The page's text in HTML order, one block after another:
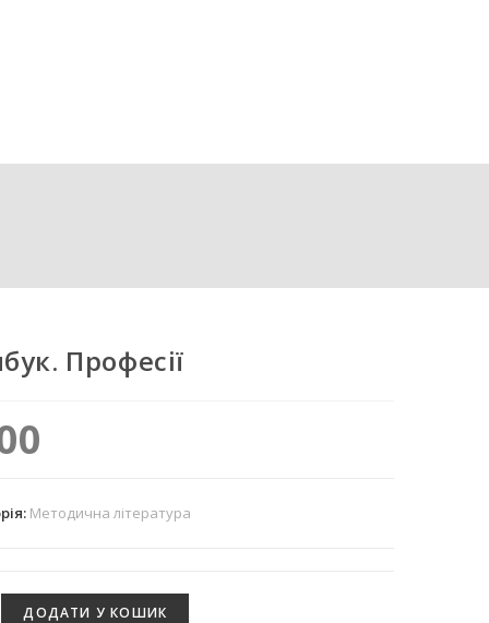
Професії
Методична література
ДОДАТИ У КОШИК